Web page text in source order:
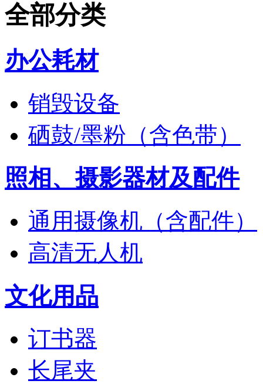
全部分类
办公耗材
销毁设备
硒鼓/墨粉（含色带）
照相、摄影器材及配件
通用摄像机（含配件）
高清无人机
文化用品
订书器
长尾夹